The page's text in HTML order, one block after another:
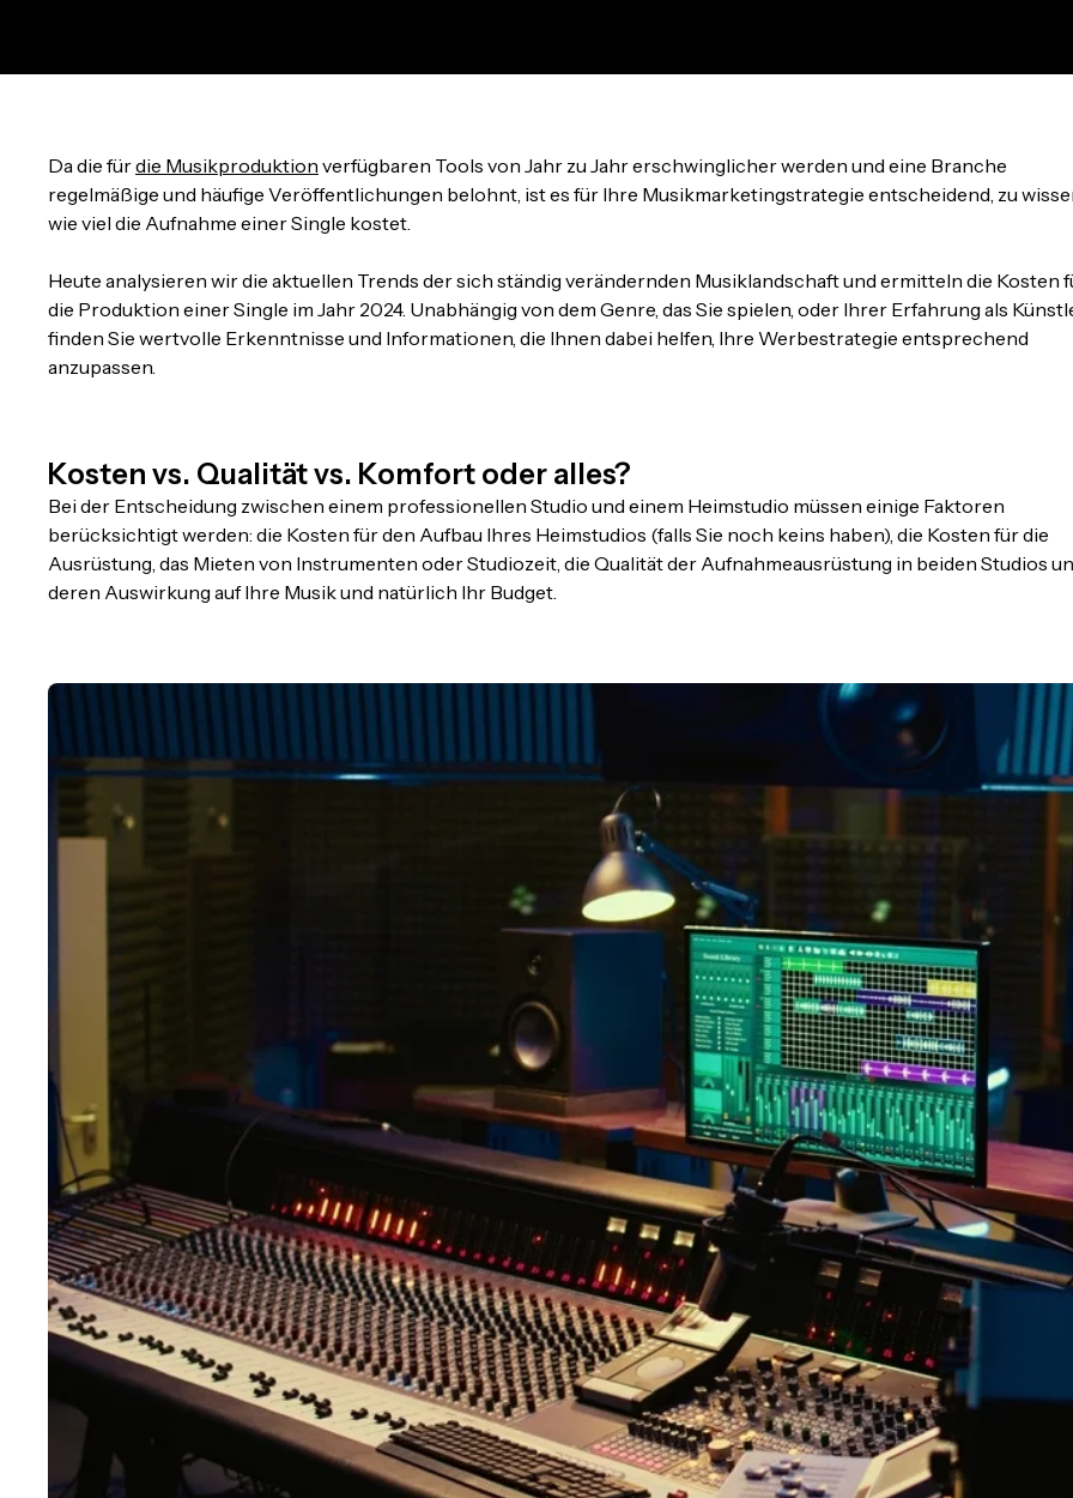
Da die fürdie Musikproduktion verfügbaren Tools von Jahr zu Jahr erschwinglicher werden und eine Branche
regelmäßige und häufige Veröffentlichungen belohnt, ist es für Ihre Musikmarketingstrategie entscheidend, zu
wie viel die Aufnahme einer Single kostet.
Heute analysieren wir die aktuellen Trends der sich ständig verändernden Musiklandschaft und ermitteln die Kosten
die Produktion einer Single im Jahr 2024. Unabhängig von dem Genre, das Sie spielen, oder Ihrer Erfahrung als
finden Sie wertvolle Erkenntnisse und Informationen, die Ihnen dabei helfen, Ihre Werbestrategie entsprechend
anzupassen.
Kosten vs. Qualität vs. Komfort oder alles?
Bei der Entscheidung zwischen einem professionellen Studio und einem Heimstudio müssen einige Faktoren
berücksichtigt werden: die Kosten für den Aufbau Ihres Heimstudios (falls Sie noch keins haben), die Kosten für die
Ausrüstung, das Mieten von Instrumenten oder Studiozeit, die Qualität der Aufnahmeausrüstung in beiden Studios
deren Auswirkung auf Ihre Musik und natürlich Ihr Budget.